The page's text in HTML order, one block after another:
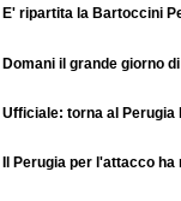
E' ripartita la Bartoccini
Domani il grande giorno
Ufficiale: torna al Perugia
Il Perugia per l'attacco